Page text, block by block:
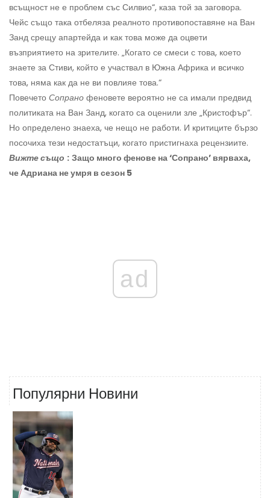
всъщност не е проблем със Силвио“, каза той за заговора.
Чейс също така отбеляза реалното противопоставяне на Ван
Занд срещу апартейда и как това може да оцвети
възприятието на зрителите. „Когато се смеси с това, което
знаете за Стиви, който е участвал в Южна Африка и всичко
това, няма как да не ви повлияе това.“
Повечето Сопрано феновете вероятно не са имали предвид
политиката на Ван Занд, когато са оценили зле „Кристофър“.
Но определено знаеха, че нещо не работи. И критиците бързо
посочиха тези недостатъци, когато пристигнаха рецензиите.
Вижте също : Защо много фенове на ‘Сопрано’ вярваха,
че Адриана не умря в сезон 5
ad
Популярни Новини